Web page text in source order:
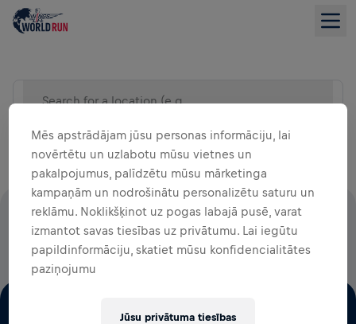
Search for a location (e.g City)
100% NO VISĀM DALĪBAS MAKSĀM TIEK NOVIRZĪTAS
MUGURAS SMADZEŅU IZPĒTEI
Mēs apstrādājam jūsu personas informāciju, lai
novērtētu un uzlabotu mūsu vietnes un
pakalpojumus, palīdzētu mūsu mārketinga
kampaņām un nodrošinātu personalizētu saturu un
reklāmu. Noklikšķinot uz pogas labajā pusē, varat
izmantot savas tiesības uz privātumu. Lai iegūtu
papildinformāciju, skatiet mūsu konfidencialitātes
paziņojumu
Jūsu privātuma tiesības